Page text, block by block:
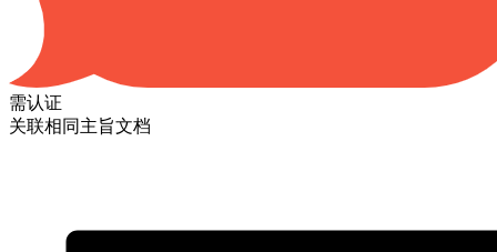
需认证
关联相同主旨文档